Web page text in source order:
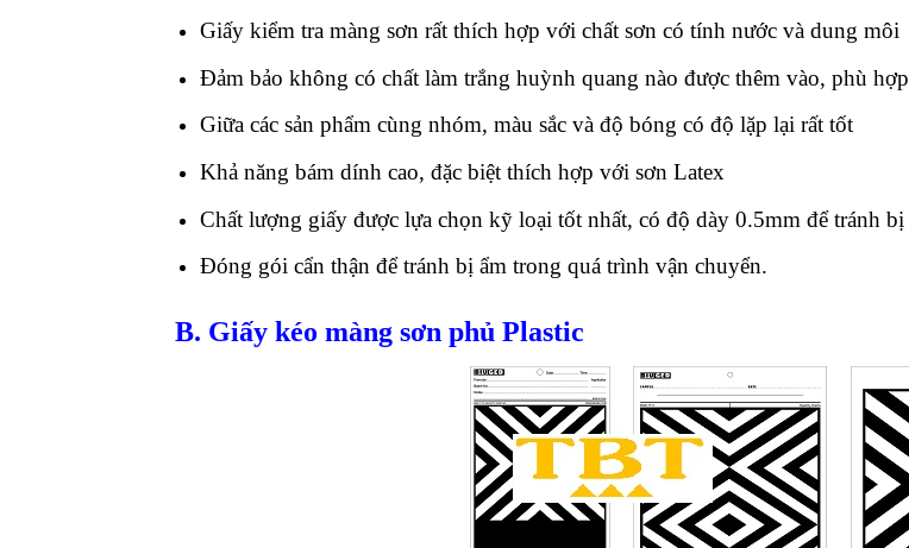
Giấy kiểm tra màng sơn rất thích hợp với chất sơn có tính nước và dung môi
Đảm bảo không có chất làm trắng huỳnh quang nào được thêm vào, phù
Giữa các sản phẩm cùng nhóm, màu sắc và độ bóng có độ lặp lại rất tốt
Khả năng bám dính cao, đặc biệt thích hợp với sơn Latex
Chất lượng giấy được lựa chọn kỹ loại tốt nhất, có độ dày 0.5mm để tránh
Đóng gói cẩn thận để tránh bị ẩm trong quá trình vận chuyển.
B. Giấy kéo màng sơn phủ Plastic